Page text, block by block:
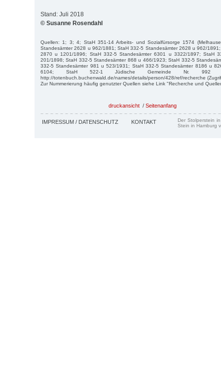
Stand: Juli 2018
© Susanne Rosendahl
Quellen: 1; 3; 4; StaH 351-14 Arbeits- und Sozialfürsorge 1574
Standesämter 2628 u 962/1881; StaH 332-5 Standesämter 2628 u 962/
2870 u 1201/1896; StaH 332-5 Standesämter 6301 u 3322/1897; StaH
201/1898; StaH 332-5 Standesämter 868 u 466/1923; StaH 332-5
332-5 Standesämter 981 u 523/1931; StaH 332-5 Standesämter 8186 u
6104; StaH 522-1 Jüdische Gemeinde Nr.
http://totenbuch.buchenwald.de/names/details/person/428/ref/recherche
Zur Nummerierung häufig genutzter Quellen siehe Link "Recherche und
druckansicht / Seitenanfang
IMPRESSUM / DATENSCHUTZ KONTAKT
Der Stolperstein
Stein in Hamburg